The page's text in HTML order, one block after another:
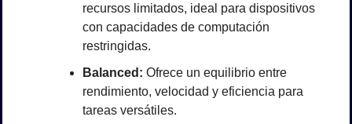
recursos limitados, ideal para dispositivos
con capacidades de computación
restringidas.
Balanced: Ofrece un equilibrio entre
rendimiento, velocidad y eficiencia para
tareas versátiles.